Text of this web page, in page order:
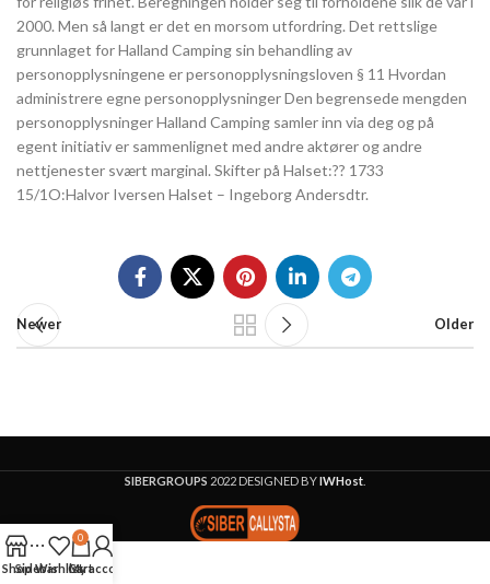
2000. Men så langt er det en morsom utfordring. Det rettslige
grunnlaget for Halland Camping sin behandling av
personopplysningene er personopplysningsloven § 11 Hvordan
administrere egne personopplysninger Den begrensede mengden
personopplysninger Halland Camping samler inn via deg og på
egent initiativ er sammenlignet med andre aktører og andre
nettjenester svært marginal. Skifter på Halset:?? 1733
15/1O:Halvor Iversen Halset – Ingeborg Andersdtr.
Newer Older
SIBERGROUPS 2022 DESIGNED BYIWHost
ShopSidebar
Wishlist
0
Cart
My account